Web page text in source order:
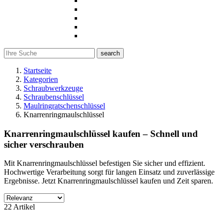
search
Startseite
Kategorien
Schraubwerkzeuge
Schraubenschlüssel
Maulringratschenschlüssel
Knarrenringmaulschlüssel
Knarrenringmaulschlüssel kaufen – Schnell und
sicher verschrauben
Mit Knarrenringmaulschlüssel befestigen Sie sicher und effizient.
Hochwertige Verarbeitung sorgt für langen Einsatz und zuverlässige
Ergebnisse. Jetzt Knarrenringmaulschlüssel kaufen und Zeit sparen.
Filter
22 Artikel